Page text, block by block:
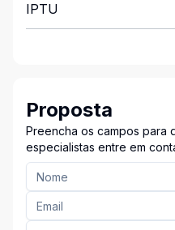
IPTU
Proposta
Preencha os campos para
especialistas entre em